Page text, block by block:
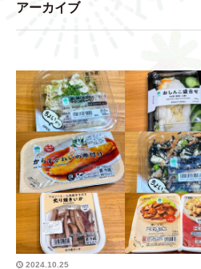
2024.10.25
アーカイブ